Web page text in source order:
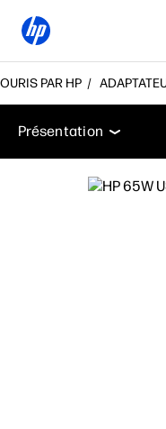
PAR HP
Présentation
Présentation
Présentation